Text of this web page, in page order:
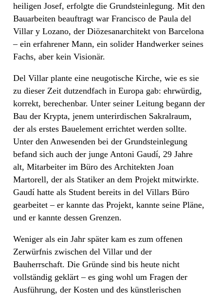
heiligen Josef, erfolgte die Grundsteinlegung. Mit den
Bauarbeiten beauftragt war Francisco de Paula del
Villar y Lozano, der Diözesanarchitekt von Barcelona
– ein erfahrener Mann, ein solider Handwerker seines
Fachs, aber kein Visionär.
Del Villar plante eine neugotische Kirche, wie es sie
zu dieser Zeit dutzendfach in Europa gab: ehrwürdig,
korrekt, berechenbar. Unter seiner Leitung begann der
Bau der Krypta, jenem unterirdischen Sakralraum,
der als erstes Bauelement errichtet werden sollte.
Unter den Anwesenden bei der Grundsteinlegung
befand sich auch der junge Antoni Gaudí, 29 Jahre
alt, Mitarbeiter im Büro des Architekten Joan
Martorell, der als Statiker an dem Projekt mitwirkte.
Gaudí hatte als Student bereits in del Villars Büro
gearbeitet – er kannte das Projekt, kannte seine Pläne,
und er kannte dessen Grenzen.
Weniger als ein Jahr später kam es zum offenen
Zerwürfnis zwischen del Villar und der
Bauherrschaft. Die Gründe sind bis heute nicht
vollständig geklärt – es ging wohl um Fragen der
Ausführung, der Kosten und des künstlerischen